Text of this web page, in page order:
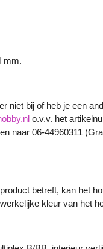
mm.
niet bij of heb je een
o.v.v. het
naar 06-44960311
betreft, kan het
kleur van het